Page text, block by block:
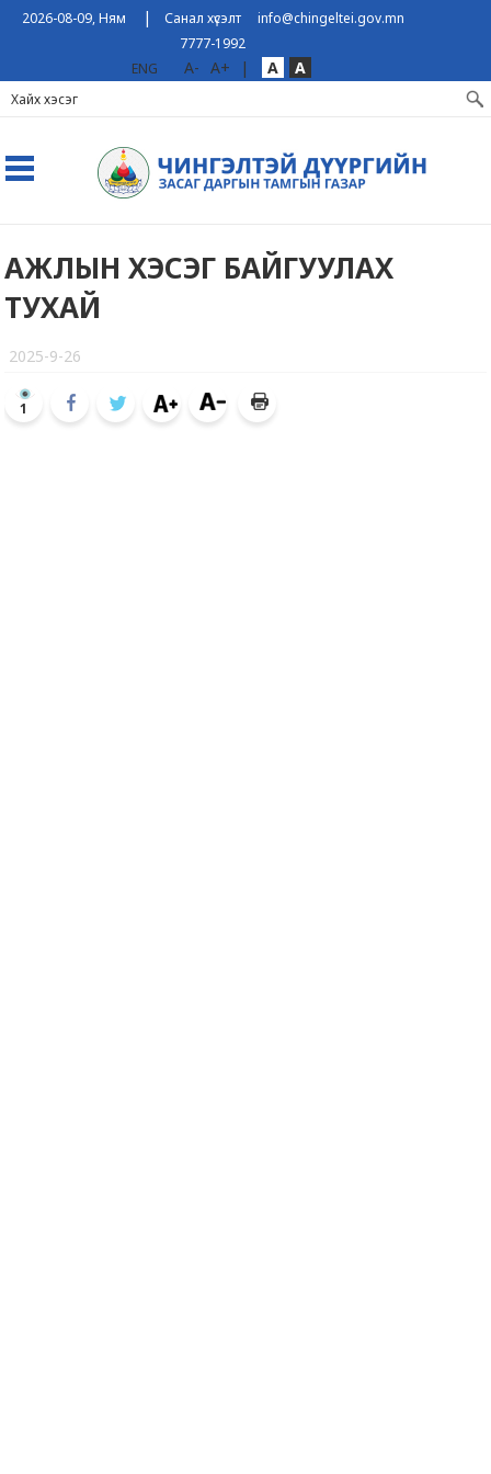
2026-08-09, Ням | Санал хүсэлт
info@chingeltei.gov.mn
7777-1992
ENG
A- A+ | A A
АЖЛЫН ХЭСЭГ БАЙГУУЛАХ
ТУХАЙ
2025-9-26
1